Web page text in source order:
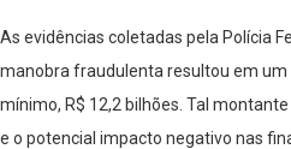
As evidências coletadas pela Polícia
manobra fraudulenta resultou em
mínimo, R$ 12,2 bilhões. Tal
e o potencial impacto negativo nas